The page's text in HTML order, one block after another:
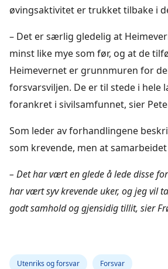
øvingsaktivitet er trukket tilbake i
– Det er særlig gledelig at
minst like mye som før, og at de
Heimevernet er grunnmuren for
forsvarsviljen. De er til stede i hele
forankret i sivilsamfunnet, sier
Som leder av forhandlingene
som krevende, men at
– Det har vært en glede å lede disse
har vært syv krevende uker, og jeg vil
godt samhold og gjensidig tillit, sier
Utenriks og forsvar Forsvar